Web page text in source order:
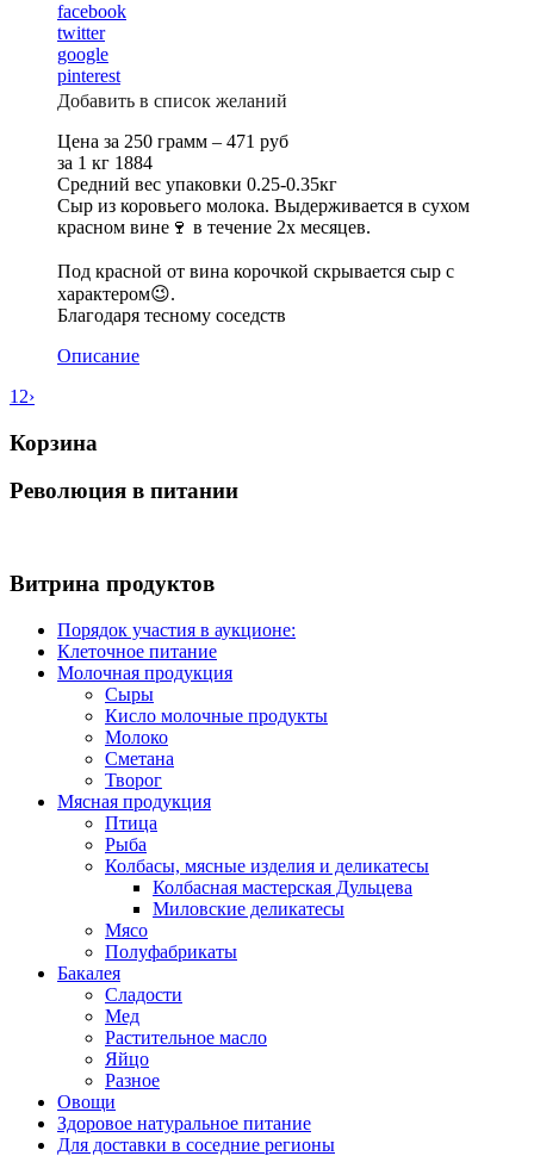
facebook
twitter
google
pinterest
Добавить в список желаний
Цена за 250 грамм – 471 руб
за 1 кг 1884
Средний вес упаковки 0.25-0.35кг
Сыр из коровьего молока. Выдерживается в сухом
красном вине🍷 в течение 2х месяцев.
Под красной от вина корочкой скрывается сыр с
характером😉.
Благодаря тесному соседств
Описание
1 2›
Корзина
Революция в питании
Витрина продуктов
Порядок участия в аукционе:
Клеточное питание
Молочная продукция
Сыры
Кисло молочные продукты
Молоко
Сметана
Творог
Мясная продукция
Птица
Рыба
Колбасы, мясные изделия и деликатесы
Колбасная мастерская Дульцева
Миловские деликатесы
Мясо
Полуфабрикаты
Бакалея
Сладости
Мед
Растительное масло
Яйцо
Разное
Овощи
Здоровое натуральное питание
Для доставки в соседние регионы